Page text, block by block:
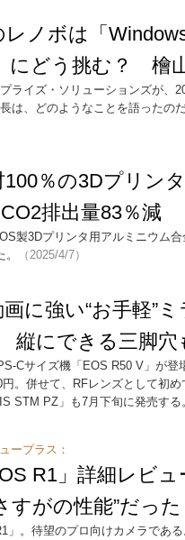
ノボは「
にどう挑む？ 檜
ライズ・ソリューションズが、
は、どのようなことを語ったの
100％の3Dプリン
排出量83％減
製3Dプリンタ用アルミニウム
（2025/4/7）
に強い“お手軽”
縦にできる三脚穴
Cサイズ機「EOS R50 V」が登
。併せて、RFレンズとして初
STM PZ」も7月下旬に発売する
ープラス：
R1」詳細レビ
すがの性能”だった
」。待望のプロ向けカメラであ